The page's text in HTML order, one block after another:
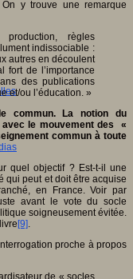
On y trouve une remarque
règles
indissociable :
autres en découlent
fort de l’importance
des publications
et/ou l’éducation. »
commun. La notion du
le mouvement des «
commun à toute
quel objectif ? Est-t-il une
qui peut et doit être acquise
en France. Voir par
avant le vote du socle
soigneusement évitée.
[9].
proche à propos
de « socles